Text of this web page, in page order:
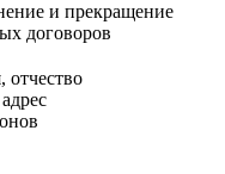
и прекращение
договоров
отчество